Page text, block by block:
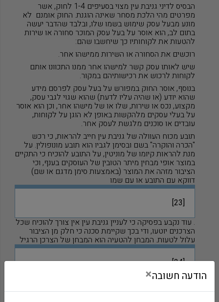
הבסיס לדיני גניבת עין מצוי בסעיפים 1-4 לחוק, אשר
מפרטים מהי הלכת מסחר שאינה הוגנת. החוק אומנם לא
מונע מבעל עסק שימוש בשמו שלו, ובלבד שהדבר יעשה
בתום לב, הוא אוסר על בעל עסק המוכר סחורה או שירות
להטעות את לקוחותיו כך שיחשבו שהם:
רוכשים את הסחורה או השירות ממישהו אחר.
שיש לאותו עסק קשר למישהו אחר ממנו התכוונו אותם
לקוחות לרכוש את רכישותיהם במקור.
בנוסף, אוסר החוק במפורש על בעל עסק לפרסם מידע
שהוא יודע (או שהיה עליו לדעת) שהוא שגוי לגבי עסק,
מקצוע, נכס או שירות, שלו או של מישהו אחר, וכן הוא אוסר
על בעלי עסקים מלהקשות באופן לא הוגן על לקוחות,
עובדים או סוכנים מלגשת לעסק אחר.
תובע מכוח העוולה של גניבת עין חייב להראות, כי רכש
"הכרה והוקרה" בשם ובסימן לגביו הוא תובע מונופולין. על
מנת להראות קיומו של מוניטין, על התובע להוכיח כי התקיים
במוצר אופי מבחין מיתר הטובין של העוסקים בענף, וכי
הציבור מזהה את המוצר (באמצעות סימן מדגם או שם)
דווקא עם התובע או עם שמו
[23]
. עוד נקבע בפסיקה כי לעניין גניבת עין אין צורך להוכיח שכל
הצרכנים יוטעו, ודי בכך שקיימת סכנה כי חלק מן הציבור
עלול לטעות. המבחן להטעיה הוא המבחן של הצרכן הרגיל
[24]
הודעה חשובה×